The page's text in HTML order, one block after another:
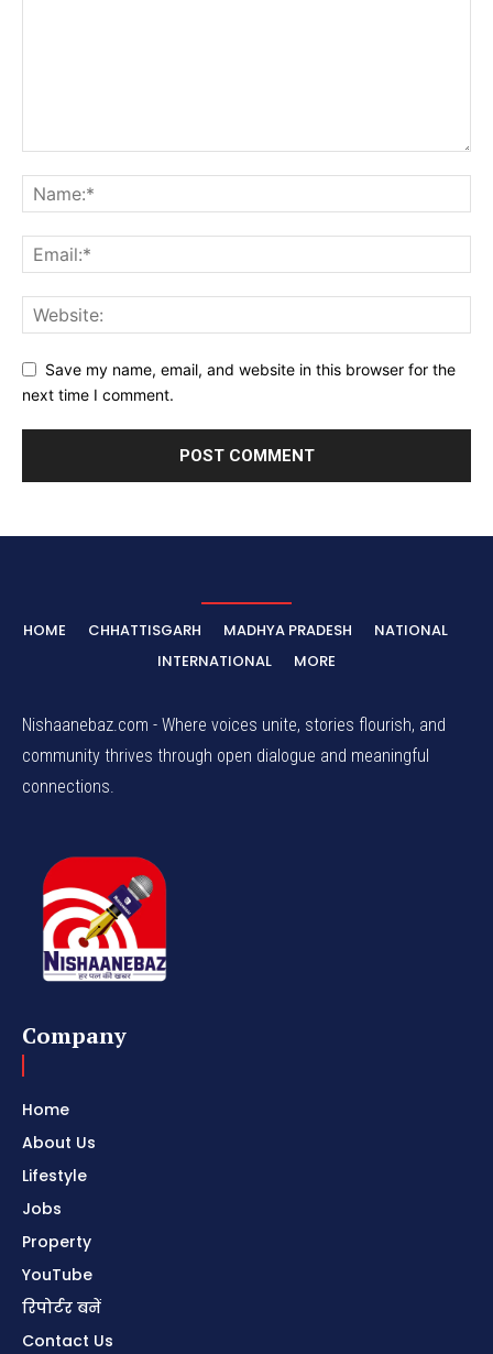
Save my name, email, and website in this browser for the
next time I comment.
HOME CHHATTISGARH MADHYA PRADESH
NATIONAL
INTERNATIONAL
MORE
Nishaanebaz.com - Where voices unite, stories flourish, and
community thrives through open dialogue and meaningful
connections.
Company
Home
About Us
Lifestyle
Jobs
Property
YouTube
रिपोर्टर बनें
Contact Us